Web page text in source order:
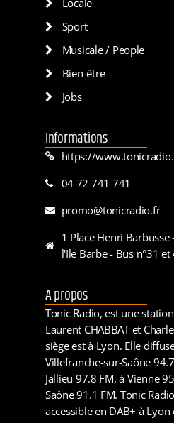
Sport
Musicale / People
Bien-être
Jobs
Informations
https://
04 72 741 741
promo@tonicradio.fr
1 Place Henri Barbusse
l'Ile Barbe - Bus n°31 et
A propos
Tonic Radio, est une
Laurent CHABBAT et
siège est à Lyon. Elle
Villefranche-sur-Saône
Jallieu 97.8 FM, à Vienne
Saône 91.1 FM. Tonic
accessible en DAB+ à